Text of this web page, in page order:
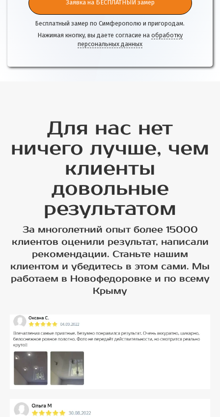
Заявка на БЕСПЛАТНЫЙ замер
Бесплатный замер по Симферополю и пригородам.
Нажимая кнопку, вы даете согласие на обработку
персональных данных
Для нас нет
ничего лучше, чем
клиенты
довольные
результатом
За многолетний опыт более 15000
клиентов оценили результат, написали
рекомендации. Станьте нашим
клиентом и убедитесь в этом сами. Мы
работаем в Новофедоровке и по всему
Крыму